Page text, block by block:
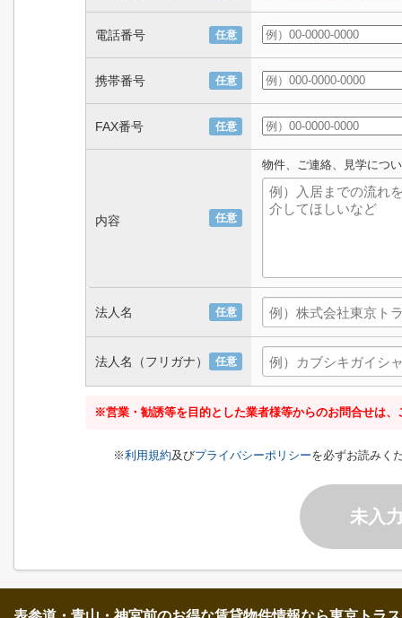
電話番号 任意
携帯番号 任意
FAX番号 任意
内容 任意
物件、ご連絡、見学につ
法人名 任意
法人名（フリガナ） 任意
※営業・勧誘等を目的とした業者様等からのお問合せは、
※利用規約及びプライバシーポリシーを必ずお読みく
未入